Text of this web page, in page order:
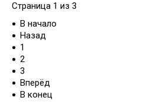
Страница 1 из 3
В начало
Назад
1
2
3
Вперёд
В конец